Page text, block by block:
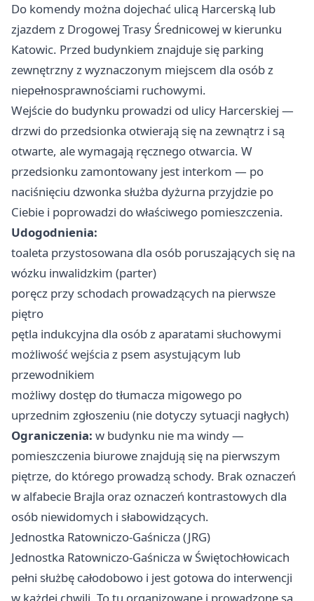
Do komendy można dojechać ulicą Harcerską lub
zjazdem z Drogowej Trasy Średnicowej w kierunku
Katowic. Przed budynkiem znajduje się parking
zewnętrzny z wyznaczonym miejscem dla osób z
niepełnosprawnościami ruchowymi.
Wejście do budynku prowadzi od ulicy Harcerskiej —
drzwi do przedsionka otwierają się na zewnątrz i są
otwarte, ale wymagają ręcznego otwarcia. W
przedsionku zamontowany jest interkom — po
naciśnięciu dzwonka służba dyżurna przyjdzie po
Ciebie i poprowadzi do właściwego pomieszczenia.
Udogodnienia:
toaleta przystosowana dla osób poruszających się na
wózku inwalidzkim (parter)
poręcz przy schodach prowadzących na pierwsze
piętro
pętla indukcyjna dla osób z aparatami słuchowymi
możliwość wejścia z psem asystującym lub
przewodnikiem
możliwy dostęp do tłumacza migowego po
uprzednim zgłoszeniu (nie dotyczy sytuacji nagłych)
Ograniczenia: w budynku nie ma windy —
pomieszczenia biurowe znajdują się na pierwszym
piętrze, do którego prowadzą schody. Brak oznaczeń
w alfabecie Brajla oraz oznaczeń kontrastowych dla
osób niewidomych i słabowidzących.
Jednostka Ratowniczo-Gaśnicza (JRG)
Jednostka Ratowniczo-Gaśnicza w Świętochłowicach
pełni służbę całodobowo i jest gotowa do interwencji